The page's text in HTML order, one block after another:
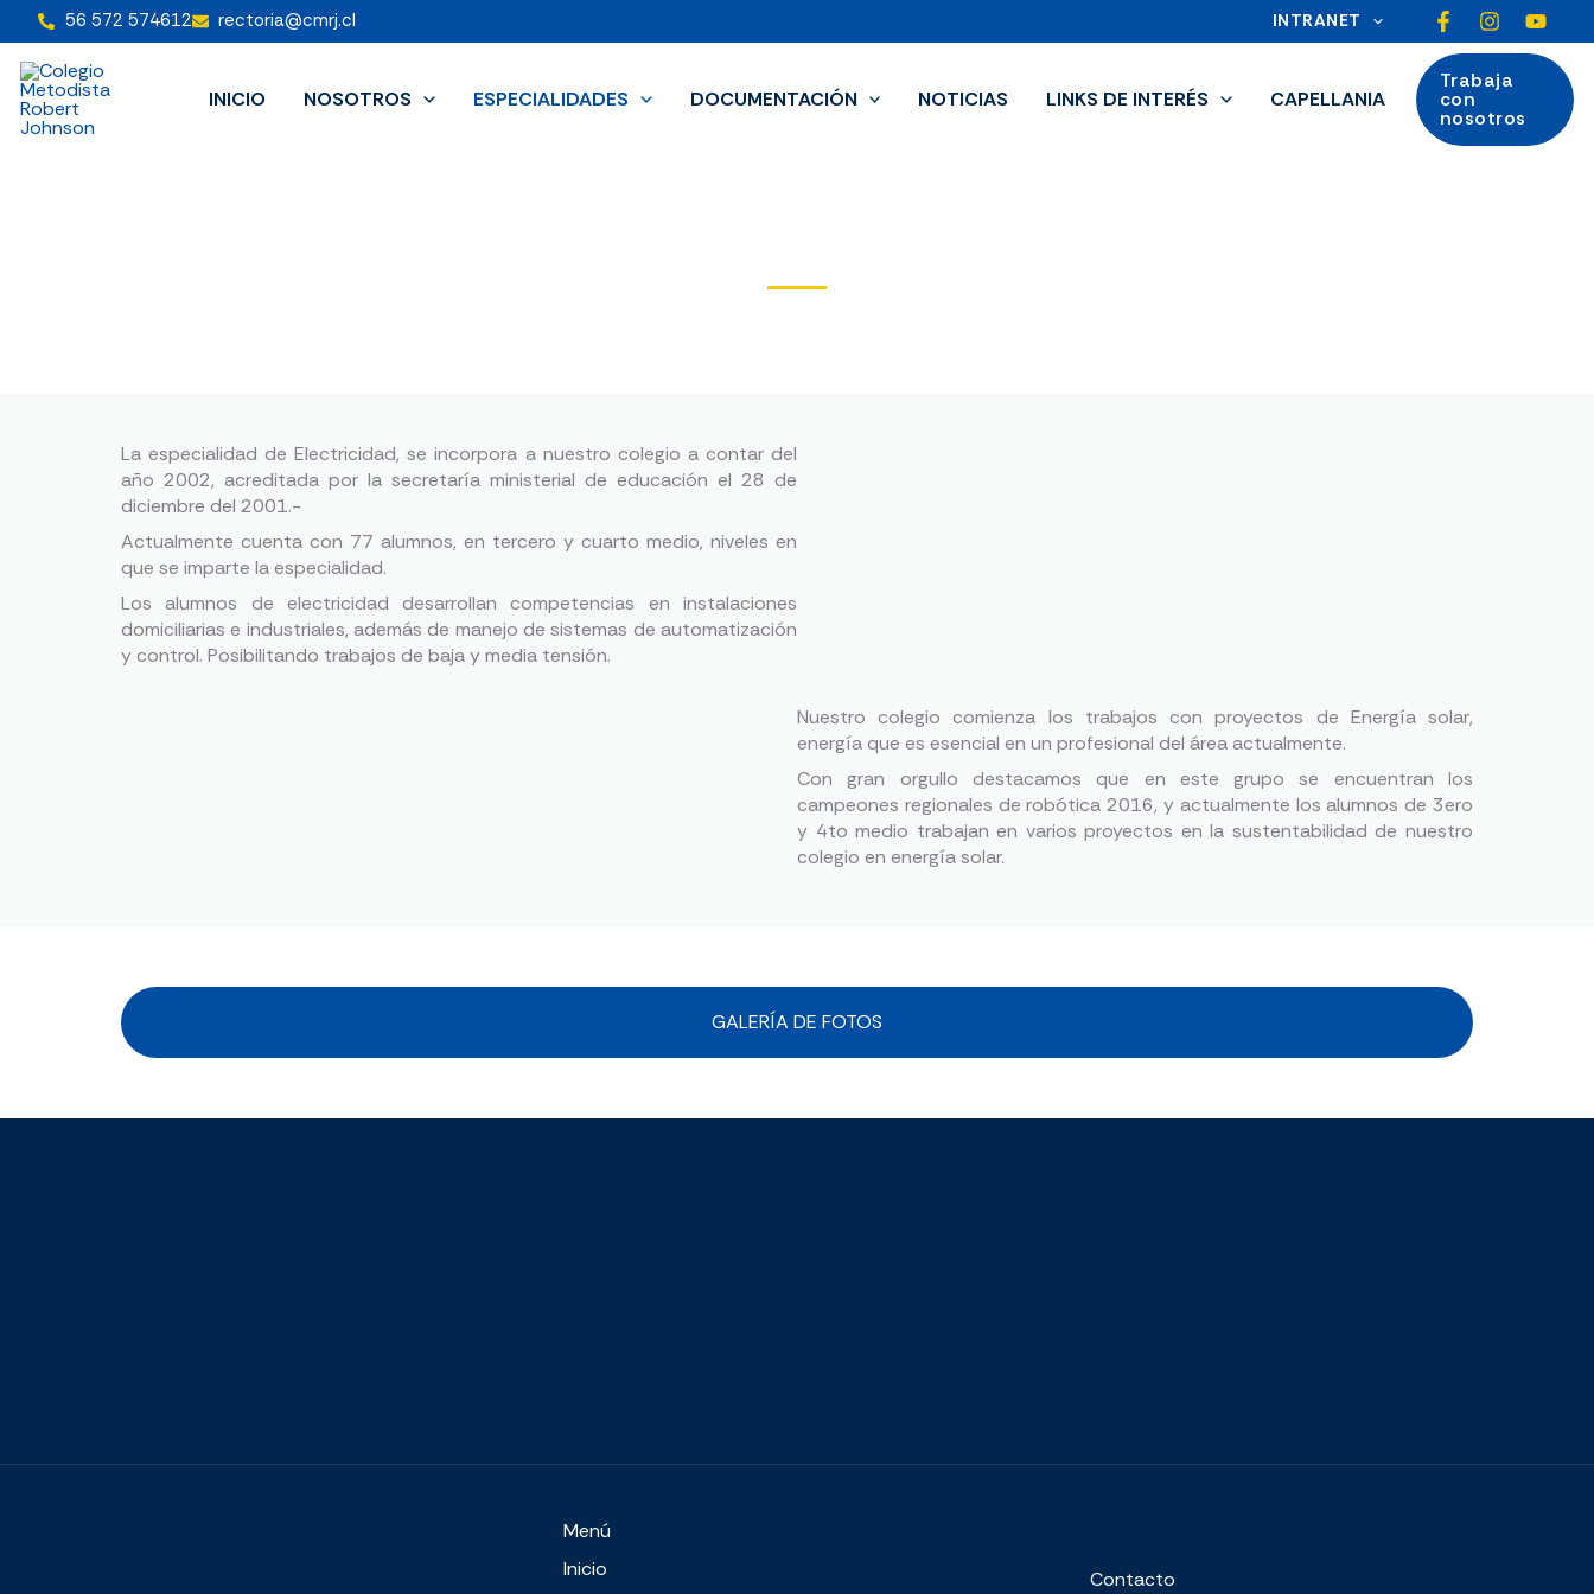
al
contenido
56 572 574612 rectoria@cmrj.cl INTRANET
INICIO NOSOTROS ESPECIALIDADES DOCUMENTACIÓN NOTICIAS LINKS DE INTERÉS CAPELLANIA
Trabaja
con
nosotros
La especialidad de Electricidad, se incorpora a nuestro colegio a contar del
año 2002, acreditada por la secretaría ministerial de educación el 28 de
diciembre del 2001.-
Actualmente cuenta con 77 alumnos, en tercero y cuarto medio, niveles en
que se imparte la especialidad.
Los alumnos de electricidad desarrollan competencias en instalaciones
domiciliarias e industriales, además de manejo de sistemas de automatización
y control. Posibilitando trabajos de baja y media tensión.
Nuestro colegio comienza los trabajos con proyectos de Energía solar,
energía que es esencial en un profesional del área actualmente.
Con gran orgullo destacamos que en este grupo se encuentran los
campeones regionales de robótica 2016, y actualmente los alumnos de 3ero
y 4to medio trabajan en varios proyectos en la sustentabilidad de nuestro
colegio en energía solar.
GALERÍA DE FOTOS
Menú
Inicio
Contacto